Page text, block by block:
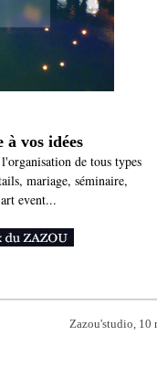
vos idées
de tous types
mariage, séminaire,
event...
Zazou'studio, 10